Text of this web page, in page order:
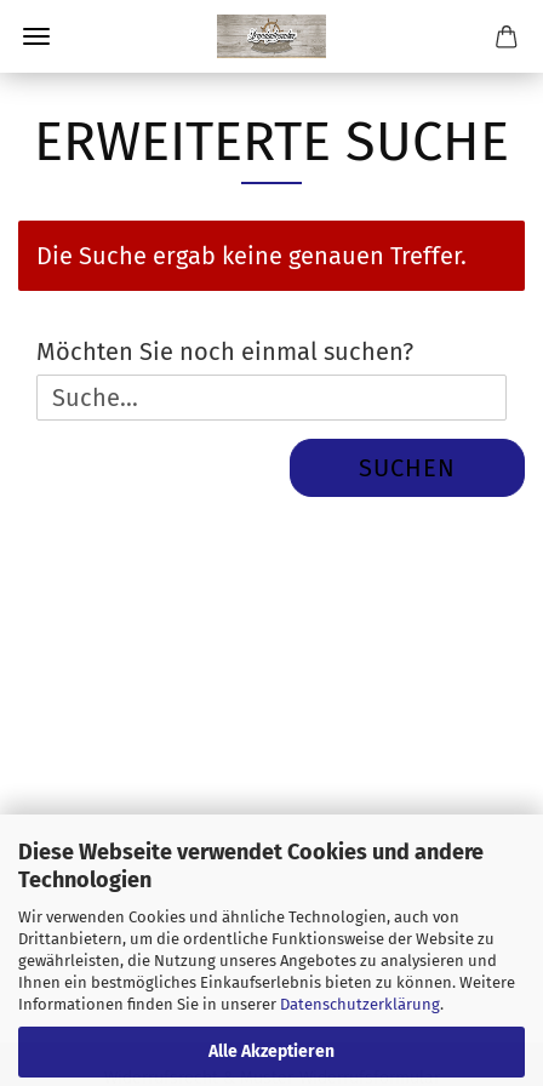
Diese Webseite verwendet Cookies und andere
Technologien
Wir verwenden Cookies und ähnliche Technologien, auch von
Drittanbietern, um die ordentliche Funktionsweise der Website zu
gewährleisten, die Nutzung unseres Angebotes zu analysieren und
Ihnen ein bestmögliches Einkaufserlebnis bieten zu können. Weitere
Informationen finden Sie in unserer Datenschutzerklärung.
Alle Akzeptieren
ERWEITERTE SUCHE
Die Suche ergab keine genauen Treffer.
MÖCHTEN
SIE
NOCH
Möchten Sie noch einmal suchen?
SUCHEN
Widerrufsrecht & Muster-Widerrufsformular